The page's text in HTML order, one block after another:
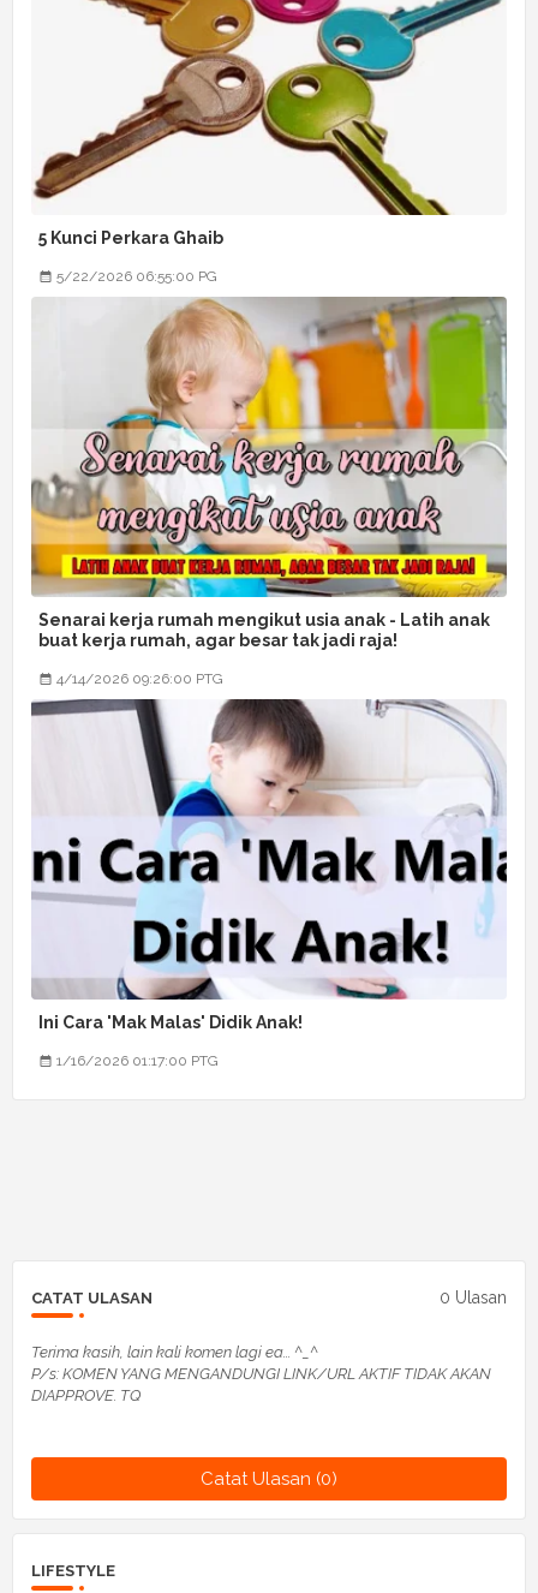
5 Kunci Perkara Ghaib
5/22/2026 06:55:00 PG
Senarai kerja rumah mengikut usia anak - Latih anak
buat kerja rumah, agar besar tak jadi raja!
4/14/2026 09:26:00 PTG
Ini Cara 'Mak Malas' Didik Anak!
1/16/2026 01:17:00 PTG
CATAT ULASAN 0 Ulasan
Terima kasih, lain kali komen lagi ea... ^_^
P/s: KOMEN YANG MENGANDUNGI LINK/URL AKTIF TIDAK AKAN
DIAPPROVE. TQ
Catat Ulasan (0)
LIFESTYLE